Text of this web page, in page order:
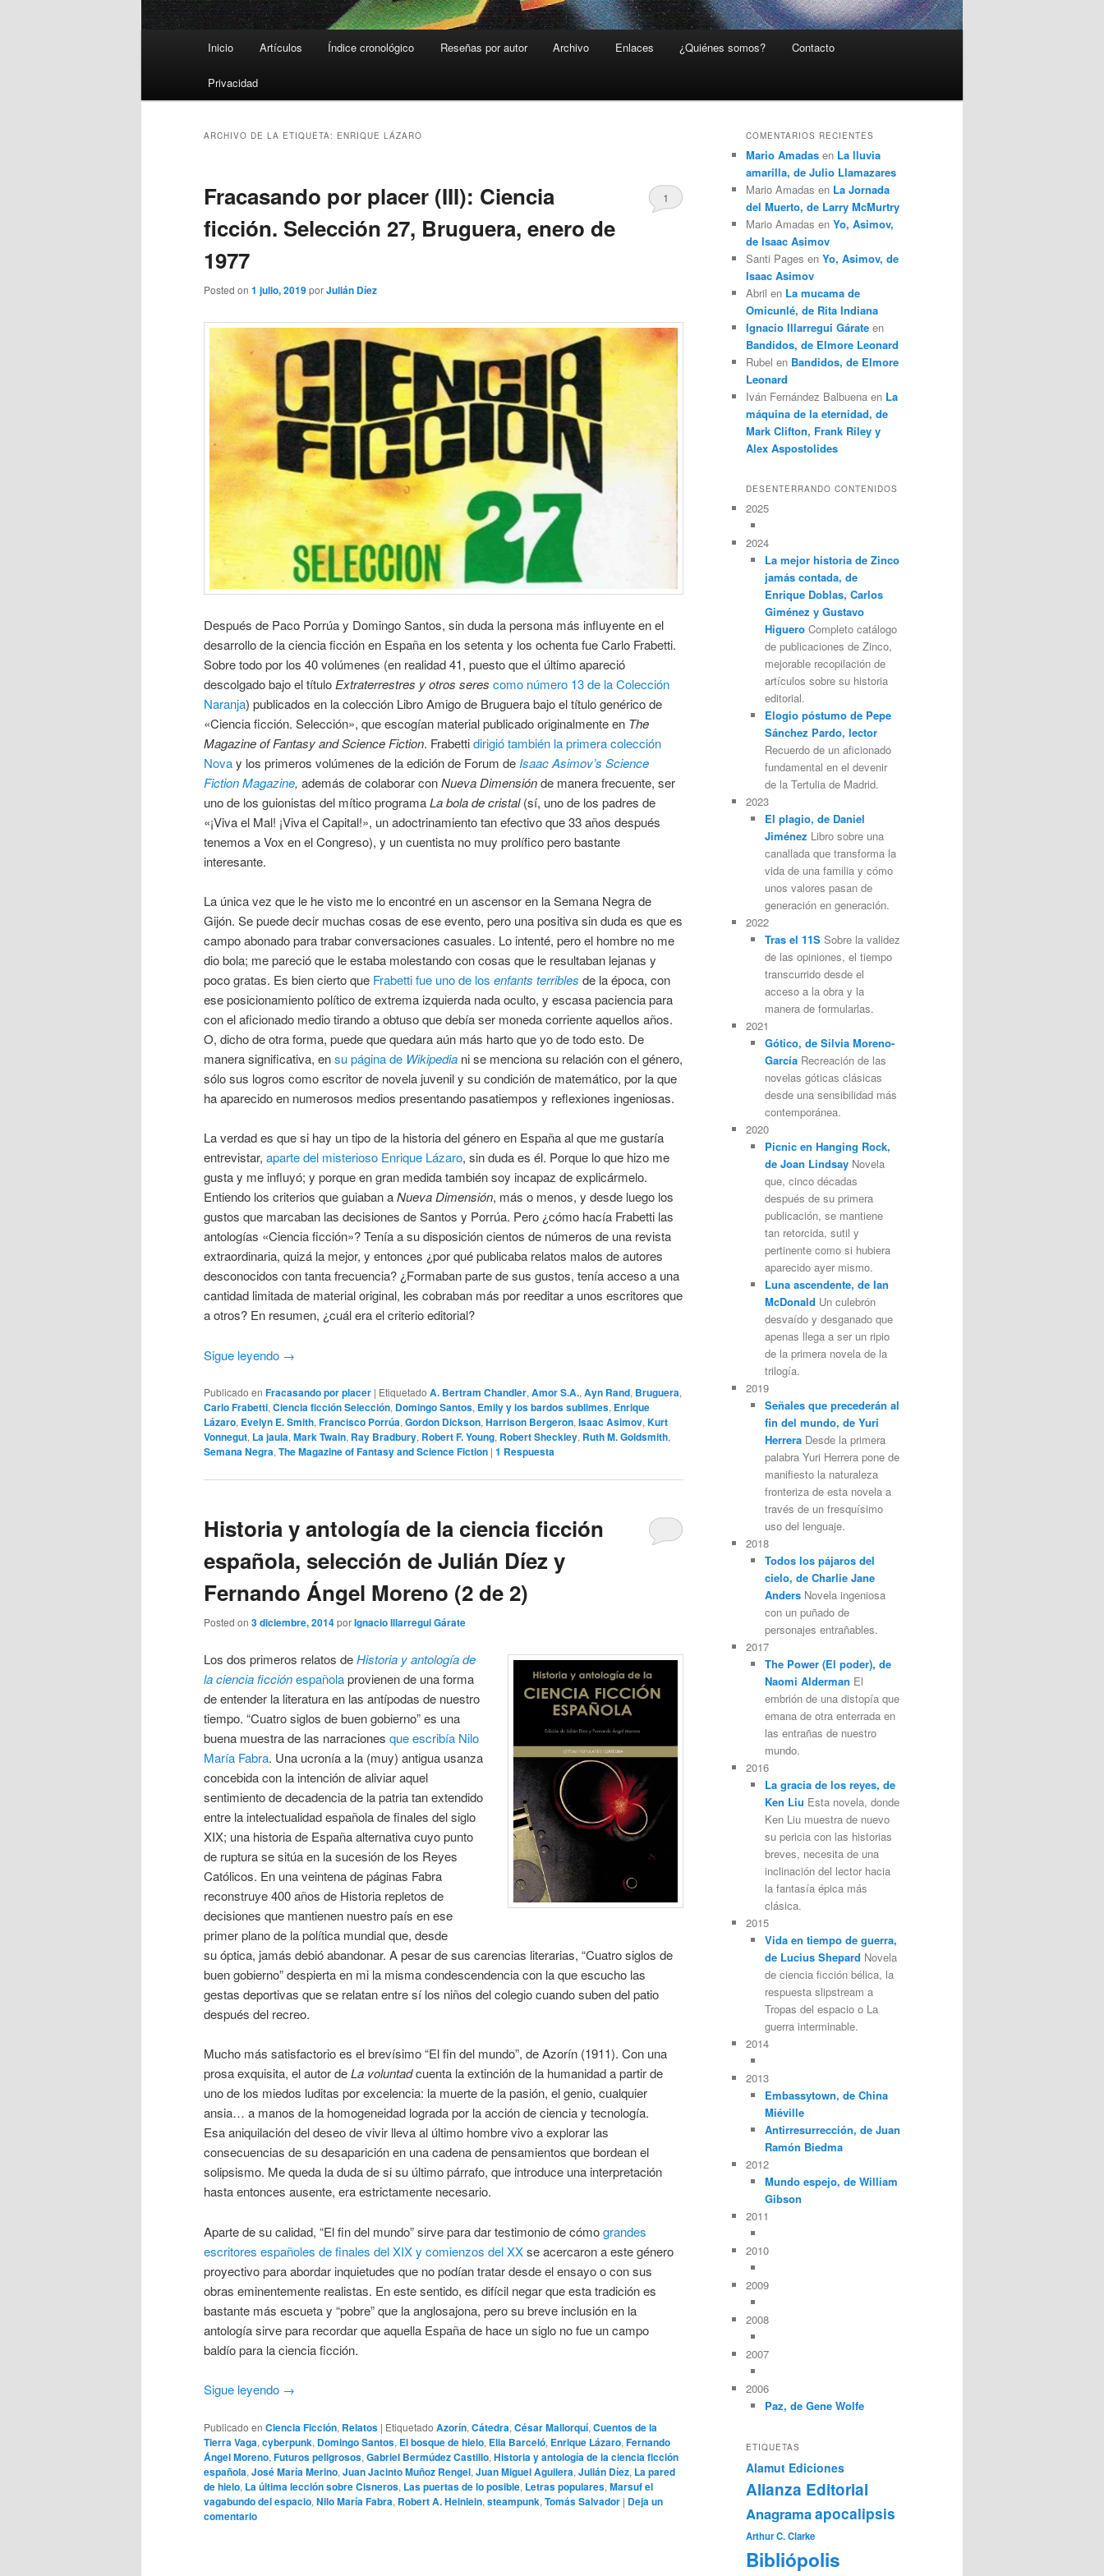
Inicio Artículos Índice cronológico Reseñas por autor Archivo Enlaces ¿Quiénes somos? Contacto
Privacidad
ARCHIVO DE LA ETIQUETA: ENRIQUE LÁZARO
Fracasando por placer (III): Ciencia
ficción. Selección 27, Bruguera, enero de
1977
Posted on 1 julio, 2019porJulián Díez
1
Después de Paco Porrúa y Domingo Santos, sin duda la persona más influyente en el
desarrollo de la ciencia ficción en España en los setenta y los ochenta fue Carlo Frabetti.
Sobre todo por los 40 volúmenes (en realidad 41, puesto que el último apareció
descolgado bajo el título Extraterrestres y otros seres como número 13 de la Colección
Naranja) publicados en la colección Libro Amigo de Bruguera bajo el título genérico de
«Ciencia ficción. Selección», que escogían material publicado originalmente en The
Magazine of Fantasy and Science Fiction. Frabettidirigió también la primera colección
Novay los primeros volúmenes de la edición de Forum de Isaac Asimov’s Science
Fiction Magazine, además de colaborar conNueva Dimensiónde manera frecuente, ser
uno de los guionistas del mítico programaLa bola de cristal(sí, uno de los padres de
«¡Viva el Mal! ¡Viva el Capital!», un adoctrinamiento tan efectivo que 33 años después
tenemos a Vox en el Congreso), y un cuentista no muy prolífico pero bastante
interesante.
La única vez que le he visto me lo encontré en un ascensor en la Semana Negra de
Gijón. Se puede decir muchas cosas de ese evento, pero una positiva sin duda es que es
campo abonado para trabar conversaciones casuales. Lo intenté, pero el hombre no me
dio bola; me pareció que le estaba molestando con cosas que le resultaban lejanas y
poco gratas. Es bien cierto que Frabetti fue uno de los enfants terribles de la época, con
ese posicionamiento político de extrema izquierda nada oculto, y escasa paciencia para
con el aficionado medio tirando a obtuso que debía ser moneda corriente aquellos años.
O, dicho de otra forma, puede que quedara aún más harto que yo de todo esto. De
manera significativa, ensu página de Wikipedia ni se menciona su relación con el género,
sólo sus logros como escritor de novela juvenil y su condición de matemático, por la que
ha aparecido en numerosos medios presentando pasatiempos y reflexiones ingeniosas.
La verdad es que si hay un tipo de la historia del género en España al que me gustaría
entrevistar, aparte del misterioso Enrique Lázaro, sin duda es él. Porque lo que hizo me
gusta y me influyó; y porque en gran medida también soy incapaz de explicármelo.
Entiendo los criterios que guiaban aNueva Dimensión, más o menos, y desde luego los
gustos que marcaban las decisiones de Santos y Porrúa. Pero ¿cómo hacía Frabetti las
antologías «Ciencia ficción»? Tenía a su disposición cientos de números de una revista
extraordinaria, quizá la mejor, y entonces ¿por qué publicaba relatos malos de autores
desconocidos con tanta frecuencia? ¿Formaban parte de sus gustos, tenía acceso a una
cantidad limitada de material original, les cobraban más por reeditar a unos escritores que
a otros? En resumen, ¿cuál era el criterio editorial?
Sigue leyendo →
Publicado en Fracasando por placer | Etiquetado A. Bertram Chandler, Amor S.A., Ayn Rand, Bruguera,
Carlo Frabetti, Ciencia ficción Selección, Domingo Santos, Emily y los bardos sublimes, Enrique
Lázaro, Evelyn E. Smith, Francisco Porrúa, Gordon Dickson, Harrison Bergeron, Isaac Asimov, Kurt
Vonnegut, La jaula, Mark Twain, Ray Bradbury, Robert F. Young, Robert Sheckley, Ruth M. Goldsmith,
Semana Negra, The Magazine of Fantasy and Science Fiction | 1 Respuesta
Historia y antología de la ciencia ficción
española, selección de Julián Díez y
Fernando Ángel Moreno (2 de 2)
Posted on 3 diciembre, 2014porIgnacio Illarregui Gárate
Los dos primeros relatos deHistoria y antología de
la ciencia ficciónespañolaprovienen de una forma
de entender la literatura en las antípodas de nuestro
tiempo. “Cuatro siglos de buen gobierno” es una
buena muestra de las narraciones que escribía Nilo
María Fabra. Una ucronía a la (muy) antigua usanza
concebida con la intención de aliviar aquel
sentimiento de decadencia de la patria tan extendido
entre la intelectualidad española de finales del siglo
XIX; una historia de España alternativa cuyo punto
de ruptura se sitúa en la sucesión de los Reyes
Católicos. En una veintena de páginas Fabra
reconstruye 400 años de Historia repletos de
decisiones que mantienen nuestro país en ese
primer plano de la política mundial que, desde
su óptica, jamás debió abandonar. A pesar de sus carencias literarias, “Cuatro siglos de
buen gobierno” despierta en mi la misma condescendencia con la que escucho las
gestas deportivas que se relatan entre sí los niños del colegio cuando suben del patio
después del recreo.
Mucho más satisfactorio es el brevísimo “El fin del mundo”, de Azorín (1911). Con una
prosa exquisita, el autor deLa voluntadcuenta la extinción de la humanidad a partir de
uno de los miedos luditas por excelencia: la muerte de la pasión, el genio, cualquier
ansia… a manos de la homogeneidad lograda por la acción de ciencia y tecnología.
Esa aniquilación del deseo de vivir lleva al último hombre vivo a explorar las
consecuencias de su desaparición en una cadena de pensamientos que bordean el
solipsismo. Me queda la duda de si su último párrafo, que introduce una interpretación
hasta entonces ausente, era estrictamente necesario.
Aparte de su calidad, “El fin del mundo” sirve para dar testimonio de cómograndes
escritores españoles de finales del XIX y comienzos del XXse acercaron a este género
proyectivo para abordar inquietudes que no podían tratar desde el ensayo o con sus
obras eminentemente realistas. En este sentido, es difícil negar que esta tradición es
bastante más escueta y “pobre” que la anglosajona, pero su breve inclusión en la
antología sirve para recordar que aquella España de hace un siglo no fue un campo
baldío para la ciencia ficción.
Sigue leyendo →
Publicado en Ciencia Ficción, Relatos | Etiquetado Azorín, Cátedra, César Mallorquí, Cuentos de la
Tierra Vaga, cyberpunk, Domingo Santos, El bosque de hielo, Elia Barceló, Enrique Lázaro, Fernando
Ángel Moreno, Futuros peligrosos, Gabriel Bermúdez Castillo, Historia y antología de la ciencia ficción
española, José María Merino, Juan Jacinto Muñoz Rengel, Juan Miguel Aguilera, Julián Díez, La pared
de hielo, La última lección sobre Cisneros, Las puertas de lo posible, Letras populares, Marsuf el
vagabundo del espacio, Nilo María Fabra, Robert A. Heinlein, steampunk, Tomás Salvador | Deja un
comentario
COMENTARIOS RECIENTES
Mario Amadas en La lluvia
amarilla, de Julio Llamazares
Mario Amadas en La Jornada
del Muerto, de Larry McMurtry
Mario Amadas en Yo, Asimov,
de Isaac Asimov
Santi Pages en Yo, Asimov, de
Isaac Asimov
Abril en La mucama de
Omicunlé, de Rita Indiana
Ignacio Illarregui Gárate en
Bandidos, de Elmore Leonard
Rubel en Bandidos, de Elmore
Leonard
Iván Fernández Balbuena en La
máquina de la eternidad, de
Mark Clifton, Frank Riley y
Alex Aspostolides
DESENTERRANDO CONTENIDOS
2025
2024
La mejor historia de Zinco
jamás contada, de
Enrique Doblas, Carlos
Giménez y Gustavo
HigueroCompleto catálogo
de publicaciones de Zinco,
mejorable recopilación de
artículos sobre su historia
editorial.
Elogio póstumo de Pepe
Sánchez Pardo, lector
Recuerdo de un aficionado
fundamental en el devenir
de la Tertulia de Madrid.
2023
El plagio, de Daniel
Jiménez Libro sobre una
canallada que transforma la
vida de una familia y cómo
unos valores pasan de
generación en generación.
2022
Tras el 11SSobre la validez
de las opiniones, el tiempo
transcurrido desde el
acceso a la obra y la
manera de formularlas.
2021
Gótico, de Silvia Moreno-
GarcíaRecreación de las
novelas góticas clásicas
desde una sensibilidad más
contemporánea.
2020
Picnic en Hanging Rock,
de Joan LindsayNovela
que, cinco décadas
después de su primera
publicación, se mantiene
tan retorcida, sutil y
pertinente como si hubiera
aparecido ayer mismo.
Luna ascendente, de Ian
McDonald Un culebrón
desvaído y desganado que
apenas llega a ser un ripio
de la primera novela de la
trilogía.
2019
Señales que precederán al
fin del mundo, de Yuri
HerreraDesde la primera
palabra Yuri Herrera pone de
manifiesto la naturaleza
fronteriza de esta novela a
través de un fresquísimo
uso del lenguaje.
2018
Todos los pájaros del
cielo, de Charlie Jane
AndersNovela ingeniosa
con un puñado de
personajes entrañables.
2017
The Power (El poder), de
Naomi Alderman El
embrión de una distopía que
emana de otra enterrada en
las entrañas de nuestro
mundo.
2016
La gracia de los reyes, de
Ken Liu Esta novela, donde
Ken Liu muestra de nuevo
su pericia con las historias
breves, necesita de una
inclinación del lector hacia
la fantasía épica más
clásica.
2015
Vida en tiempo de guerra,
de Lucius Shepard Novela
de ciencia ficción bélica, la
respuesta slipstream a
Tropas del espacio o La
guerra interminable.
2014
2013
Embassytown, de China
Miéville
Antirresurrección, de Juan
Ramón Biedma
2012
Mundo espejo, de William
Gibson
2011
2010
2009
2008
2007
2006
Paz, de Gene Wolfe
ETIQUETAS
Alamut Ediciones
Alianza Editorial
Anagramaapocalipsis
Arthur C. Clarke
Bibliópolis